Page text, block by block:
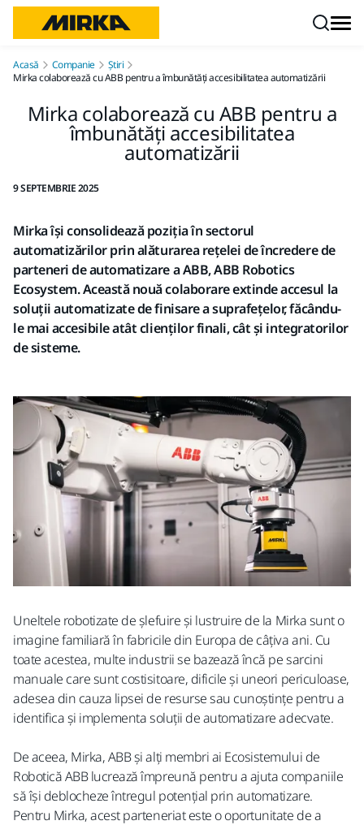
Acasă Companie
Știri
Mirka colaborează cu ABB pentru a îmbunătăți accesibilitatea automatizării
Mirka colaborează cu ABB pentru a
îmbunătăți accesibilitatea
automatizării
9 SEPTEMBRIE 2025
Mirka își consolidează poziția în sectorul
automatizărilor prin alăturarea rețelei de încredere de
parteneri de automatizare a ABB, ABB Robotics
Ecosystem. Această nouă colaborare extinde accesul la
soluții automatizate de finisare a suprafețelor, făcându-
le mai accesibile atât clienților finali, cât și integratorilor
de sisteme.
Uneltele robotizate de șlefuire și lustruire de la Mirka sunt o
imagine familiară în fabricile din Europa de câțiva ani. Cu
toate acestea, multe industrii se bazează încă pe sarcini
manuale care sunt costisitoare, dificile și uneori periculoase,
adesea din cauza lipsei de resurse sau cunoștințe pentru a
identifica și implementa soluții de automatizare adecvate.
De aceea, Mirka, ABB și alți membri ai Ecosistemului de
Robotică ABB lucrează împreună pentru a ajuta companiile
să își deblocheze întregul potențial prin automatizare.
Pentru Mirka, acest parteneriat este o oportunitate de a